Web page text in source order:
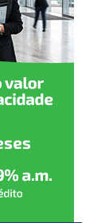
da
por 8
inclui 130
de radares
para
Sul.
Cell